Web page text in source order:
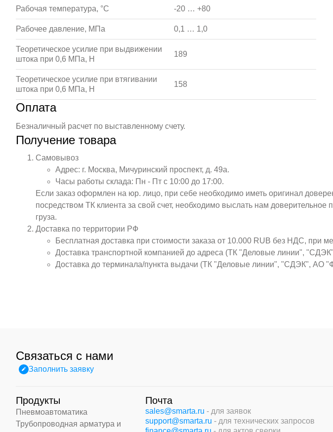
Рабочая температура, °С -20 … +80
Рабочее давление, МПа 0,1 … 1,0
Теоретическое усилие при выдвижении
штока при 0,6 МПа, Н
189
Теоретическое усилие при втягивании
штока при 0,6 МПа, Н
158
Оплата
Безналичный расчет по выставленному счету.
Получение товара
Самовывоз
Адрес: г. Москва, Мичуринский проспект, д. 49а.
Часы работы склада: Пн - Пт с 10:00 до 17:00.
Если заказ оформлен на юр. лицо, при себе необходимо иметь оригинал
посредством ТК клиента за свой счет, необходимо выслать нам
груза.
Доставка по территории РФ
Бесплатная доставка при стоимости заказа от 10.000 RUB без НДС, при
Доставка транспортной компанией до адреса (ТК "Деловые линии",
Доставка до терминала/пункта выдачи (ТК "Деловые линии", "СДЭК", АО
Связаться с нами
Заполнить заявку
Продукты
Пневмоавтоматика
Трубопроводная арматура и
Почта
sales@smarta.ru - для заявок
support@smarta.ru - для технических запросов